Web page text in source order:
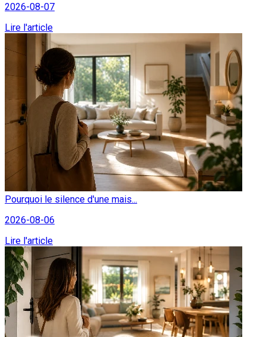
2026-08-07
Lire l'article
Pourquoi le silence d'une mais...
2026-08-06
Lire l'article